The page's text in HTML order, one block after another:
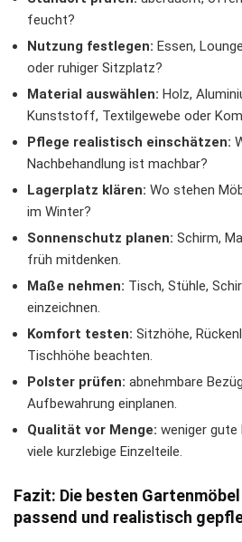
feucht?
Nutzung festlegen: Essen,
oder ruhiger Sitzplatz?
Material auswählen: Holz,
Kunststoff, Textilgewebe oder
Pflege realistisch einschätzen:
Nachbehandlung ist machbar?
Lagerplatz klären: Wo stehen
im Winter?
Sonnenschutz planen: Schirm,
früh mitdenken.
Maße nehmen: Tisch, Stühle,
einzeichnen.
Komfort testen: Sitzhöhe,
Tischhöhe beachten.
Polster prüfen: abnehmbare
Aufbewahrung einplanen.
Qualität vor Menge: weniger gute
viele kurzlebige Einzelteile.
Fazit: Die besten
passend und realistisch